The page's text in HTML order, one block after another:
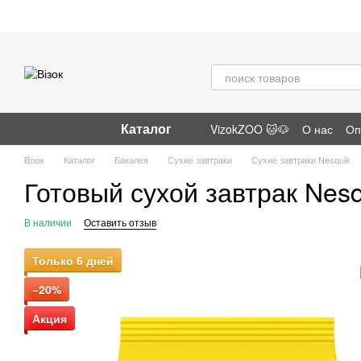
Каталог VizokZOO 🐱🐶 О нас
Отзывы о магазине
Візок Каталог Бакалея Сухие завтраки Сухие завтраки Nesquik
Готовый сухой завтрак
В наличии Оставить отзыв
Только 6 дней
−20%
Акция